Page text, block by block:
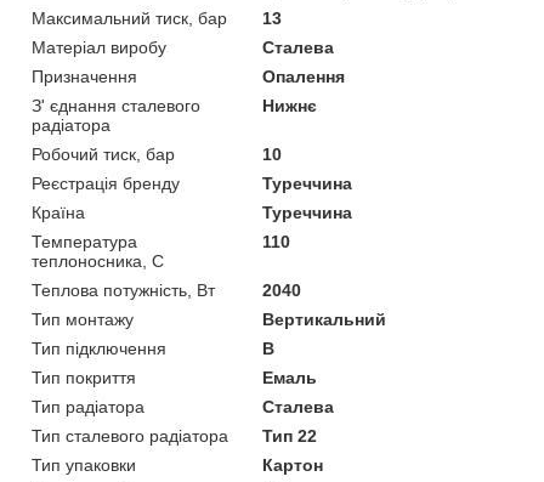
Максимальний тиск, бар
13
Матеріал виробу
Сталева
Призначення
Опалення
З' єднання сталевого
радіатора
Нижнє
Робочий тиск, бар
10
Реєстрація бренду
Туреччина
Країна
Туреччина
Температура
теплоносника, С
110
Теплова потужність, Вт
2040
Тип монтажу
Вертикальний
Тип підключення
В
Тип покриття
Емаль
Тип радіатора
Сталева
Тип сталевого радіатора
Тип 22
Тип упаковки
Картон